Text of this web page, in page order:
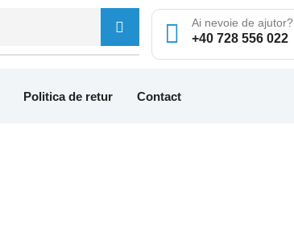
Ai nevoie de ajutor?
+40 728 556 022
Politica de retur Contact